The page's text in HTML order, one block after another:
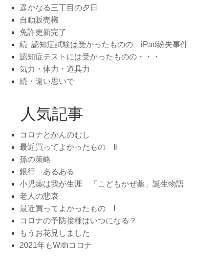
遥かなる三丁目の夕日
自動販売機
免許更新完了
続 認知症試験は受かったものの iPad紛失事件
認知症テストには受かったものの・・・
気力・体力・道具力
続・遠い思いで
人気記事
コロナとかんのむし
最近買ってよかったもの Ⅱ
孫の策略
銀行 あるある
小児薬は我が生涯 「こどもかぜ薬」誕生物語
老人の悲哀
最近買ってよかったもの Ⅰ
コロナの予防接種はいつになる？
もうお花見しました
2021年もWithコロナ